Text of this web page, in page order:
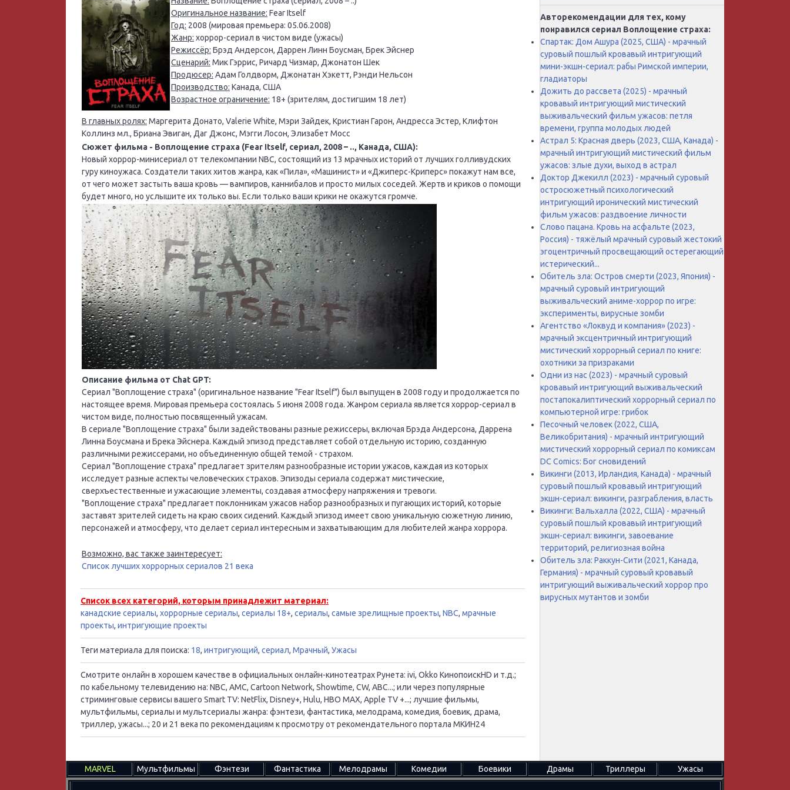
Оригинальное название: Fear Itself
Год: 2008 (мировая премьера: 05.06.2008)
Жанр: хоррор-сериал в чистом виде (ужасы)
Режиссёр: Брэд Андерсон, Даррен Линн Боусман, Брек Эйснер
Сценарий: Мик Гэррис, Ричард Чизмар, Джонатон Шек
Продюсер: Адам Голдворм, Джонатан Хэкетт, Рэнди Нельсон
Производство: Канада, США
Возрастное ограничение: 18+ (зрителям, достигшим 18 лет)
В главных ролях: Маргерита Донато, Valerie White, Мэри Зайдек, Кристиан Гарон, Андресса Эстер, Клифтон
Коллинз мл., Бриана Эвиган, Даг Джонс, Мэгги Лосон, Элизабет Мосс
Сюжет фильма - Воплощение страха (Fear Itself, сериал, 2008 – .., Канада, США):
Новый хоррор-минисериал от телекомпании NBC, состоящий из 13 мрачных историй от лучших голливудских
гуру киноужаса. Создатели таких хитов жанра, как «Пила», «Машинист» и «Джиперс-Криперс» покажут нам все,
от чего может застыть ваша кровь — вампиров, каннибалов и просто милых соседей. Жертв и криков о помощи
будет много, но услышите их только вы. Если только ваши крики не окажутся громче.
Описание фильма от Chat GPT:
Сериал "Воплощение страха" (оригинальное название "Fear Itself") был выпущен в 2008 году и продолжается по
настоящее время. Мировая премьера состоялась 5 июня 2008 года. Жанром сериала является хоррор-сериал в
чистом виде, полностью посвященный ужасам.
В сериале "Воплощение страха" были задействованы разные режиссеры, включая Брэда Андерсона, Даррена
Линна Боусмана и Брека Эйснера. Каждый эпизод представляет собой отдельную историю, созданную
различными режиссерами, но объединенную общей темой - страхом.
Сериал "Воплощение страха" предлагает зрителям разнообразные истории ужасов, каждая из которых
исследует разные аспекты человеческих страхов. Эпизоды сериала содержат мистические,
сверхъестественные и ужасающие элементы, создавая атмосферу напряжения и тревоги.
"Воплощение страха" предлагает поклонникам ужасов набор разнообразных и пугающих историй, которые
заставят зрителей сидеть на краю своих сидений. Каждый эпизод имеет свою уникальную сюжетную линию,
персонажей и атмосферу, что делает сериал интересным и захватывающим для любителей жанра хоррора.
Возможно, вас также заинтересует:
Список лучших хоррорных сериалов 21 века
Список всех категорий, которым принадлежит материал:
канадские сериалы, хоррорные сериалы, сериалы 18+, сериалы, самые зрелищные проекты, NBC, мрачные
проекты, интригующие проекты
Теги материала для поиска: 18, интригующий, сериал, Мрачный, Ужасы
Смотрите онлайн в хорошем качестве в официальных онлайн-кинотеатрах Рунета: ivi, Okko КинопоискHD и т.д.;
по кабельному телевидению на: NBC, AMC, Cartoon Network, Showtime, CW, ABC...; или через популярные
стриминговые сервисы вашего Smart TV: NetFlix, Disney+, Hulu, HBO MAX, Apple TV +...; лучшие фильмы,
мультфильмы, сериалы и мультсериалы жанра: фэнтези, фантастика, мелодрама, комедия, боевик, драма,
триллер, ужасы...; 20 и 21 века по рекомендациям к просмотру от рекомендательного портала МКИН24
Авторекомендации для тех, кому
понравился сериал Воплощение страха:
Спартак: Дом Ашура (2025, США) - мрачный
суровый пошлый кровавый интригующий
мини-экшн-сериал: рабы Римской империи,
гладиаторы
Дожить до рассвета (2025) - мрачный
кровавый интригующий мистический
выживальческий фильм ужасов: петля
времени, группа молодых людей
Астрал 5: Красная дверь (2023, США, Канада) -
мрачный интригующий мистический фильм
ужасов: злые духи, выход в астрал
Доктор Джекилл (2023) - мрачный суровый
остросюжетный психологический
интригующий иронический мистический
фильм ужасов: раздвоение личности
Слово пацана. Кровь на асфальте (2023,
Россия) - тяжёлый мрачный суровый жестокий
эгоцентричный просвещающий остерегающий
истерический...
Обитель зла: Остров смерти (2023, Япония) -
мрачный суровый интригующий
выживальческий аниме-хоррор по игре:
эксперименты, вирусные зомби
Агентство «Локвуд и компания» (2023) -
мрачный эксцентричный интригующий
мистический хоррорный сериал по книге:
охотники за призраками
Одни из нас (2023) - мрачный суровый
кровавый интригующий выживальческий
постапокалиптический хоррорный сериал по
компьютерной игре: грибок
Песочный человек (2022, США,
Великобритания) - мрачный интригующий
мистический хоррорный сериал по комиксам
DC Comics: Бог сновидений
Викинги (2013, Ирландия, Канада) - мрачный
суровый пошлый кровавый интригующий
экшн-сериал: викинги, разграбления, власть
Викинги: Вальхалла (2022, США) - мрачный
суровый пошлый кровавый интригующий
экшн-сериал: викинги, завоевание
территорий, религиозная война
Обитель зла: Раккун-Сити (2021, Канада,
Германия) - мрачный суровый кровавый
интригующий выживальческий хоррор про
вирусных мутантов и зомби
MARVEL Мультфильмы Фэнтези Фантастика Мелодрамы Комедии Боевики Драмы Триллеры Ужасы